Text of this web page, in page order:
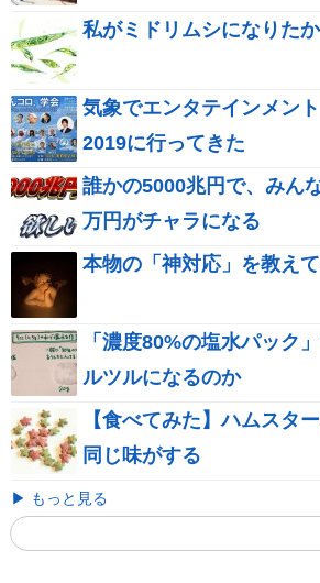
私がミドリムシになりた
気象でエンタテインメン
2019に行ってきた
誰かの5000兆円で、みん
万円がチャラになる
本物の「神対応」を教え
「濃度80%の塩水パック
ルツルになるのか
【食べてみた】ハムスタ
同じ味がする
▶ もっと見る